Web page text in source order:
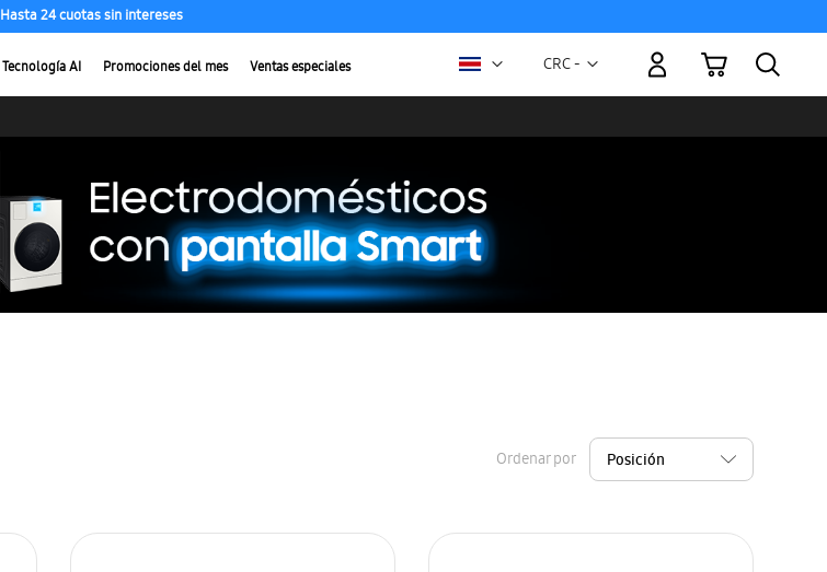
Hasta 24 cuotas sin intereses
Tecnología AI Promociones del mes Ventas especiales Moneda
CRC -
Mi carrito
Ordenar por